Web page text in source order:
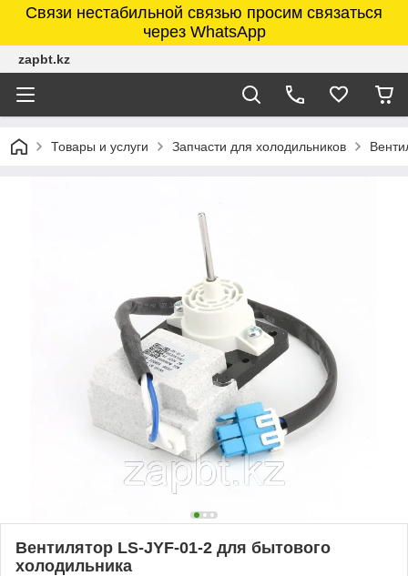
Связи нестабильной связью просим связаться
через WhatsApp
zapbt.kz
Товары и услуги Запчасти для холодильников
Вентилятор LS-JYF-01-2 для бытового
холодильника